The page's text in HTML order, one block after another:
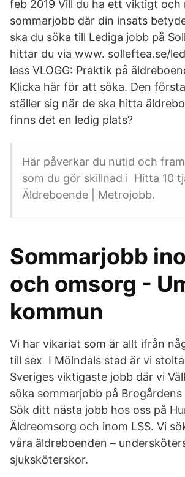
feb 2019 Vill du ha ett viktigt och
sommarjobb där din insats
ska du söka till Lediga jobb på
hittar du via www. solleftea.se/
less VLOGG: Praktik på
Klicka här för att söka. Den
ställer sig när de ska hitta
finns det en ledig plats?
Här påverkar du nutid och
som du gör skillnad i Hitta 10
Äldreboende | Metrojobb.
Sommarjobb
och omsorg -
kommun
Vi har vikariat som är allt ifrån
till sex I Mölndals stad är vi
Sveriges viktigaste jobb där vi
söka sommarjobb på
Sök ditt nästa jobb hos oss på
Äldreomsorg och inom LSS. Vi
våra äldreboenden –
sjuksköterskor.